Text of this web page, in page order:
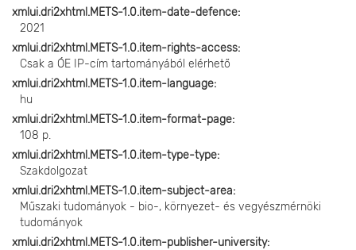
xmlui.dri2xhtml.METS-1.0.item-date-defence
2021
xmlui.dri2xhtml.METS-1.0.item-rights-access
Csak a ÓE IP-cím tartományából elérhető
xmlui.dri2xhtml.METS-1.0.item-language
hu
xmlui.dri2xhtml.METS-1.0.item-format-page
108 p.
xmlui.dri2xhtml.METS-1.0.item-type-type
Szakdolgozat
xmlui.dri2xhtml.METS-1.0.item-subject-area
Műszaki tudományok - bio-, környezet- és vegyészmérnöki
tudományok
xmlui.dri2xhtml.METS-1.0.item-publisher-university